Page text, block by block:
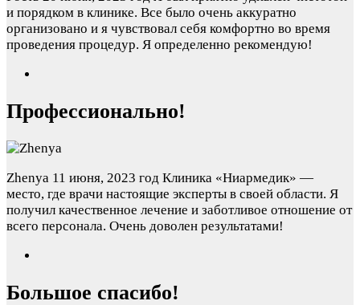
и порядком в клинике. Все было очень аккуратно
организовано и я чувствовал себя комфортно во время
проведения процедур. Я определенно рекомендую!
Профессионально!
Zhenya 11 июня, 2023 год Клиника «Ниармедик» —
место, где врачи настоящие эксперты в своей области. Я
получил качественное лечение и заботливое отношение от
всего персонала. Очень доволен результатами!
Большое спасибо!